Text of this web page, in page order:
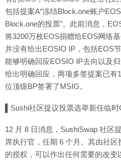
包括提案A“冻结Block.one账户
Block.one的投票”。此前消息，
将3200万枚EOS捐赠给EOS网络
并没有给出EOSIO IP，包括EOS
能够明确回应EOSIO IP去向以及
给出明确回应，两项多签提案已有
位顶级BP签署了MSIG。
▌Sushi社区提议投票选举新任临时
12 月 8 日消息，SushiSwap 社区
席执行官，任期 6 个月。其由社
的授权，可以作出任何需要的改变